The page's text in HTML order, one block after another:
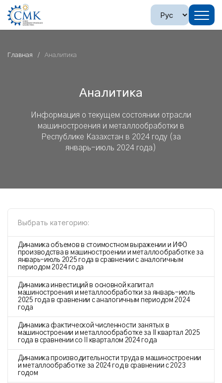
Главная Аналитика
Аналитика
Информация о текущем состоянии отрасли
машиностроения и металлообработки в
Республике Казахстан в 2024 году (за
январь-июль 2024 года)
Выбрать категорию:
Динамика объемов в стоимостном выражении и ИФО
производства в машиностроении и металлообработке за
январь-июль 2025 года в сравнении с аналогичным
периодом 2024 года
Динамика инвестиций в основной капитал
машиностроения и металлообработки за январь-июль
2025 года в сравнении с аналогичным периодом 2024
года
Динамика фактической численности занятых в
машиностроении и металлообработке за II квартал 2025
года в сравнении со II кварталом 2024 года
Динамика производительности труда в машиностроении
и металлообработке за 2024 год в сравнении с 2023
годом